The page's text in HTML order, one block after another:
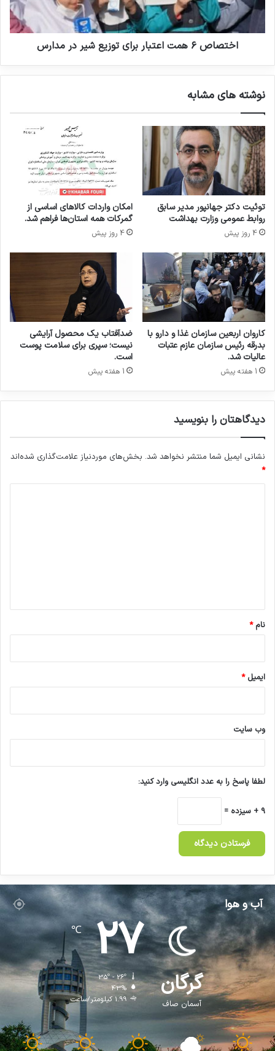
کپی لینک
د
ق
ا
ن
و
د
۶
ه
م
ب
ا
ب
ر
ا
ی
ت
ز
ی
ع
ش
ی
ر
د
م
د
ا
ر
س
اختصاص ۶ همت اعتبار برای توزیع شیر در مدارس
نوشته های مشابه
توئیت دکتر جهانپور مدیر سابق
روابط عمومی وزارت بهداشت
4 روز پیش
امکان واردات کالاهای اساسی از
گمرکات همه استان‌ها فراهم شد.
4 روز پیش
کاروان اربعین سازمان غذا و دارو با
بدرقه رئیس سازمان عازم عتبات
عالیات شد.
1 هفته پیش
ضدآفتاب یک محصول آرایشی
نیست؛ سپری برای سلامت پوست
است.
1 هفته پیش
دیدگاهتان را بنویسید
نشانی ایمیل شما منتشر نخواهد شد. بخش‌های موردنیاز علامت‌گذاری شده‌اند
*
نام*
ایمیل*
وب‌ سایت
لطفا پاسخ را به عدد انگلیسی وارد کنید:
9 + سیزده =
آب و هوا
گرگان
آسمان صاف
27
℃
35º - 26º
43%
1.99 کیلومتر/ساعت